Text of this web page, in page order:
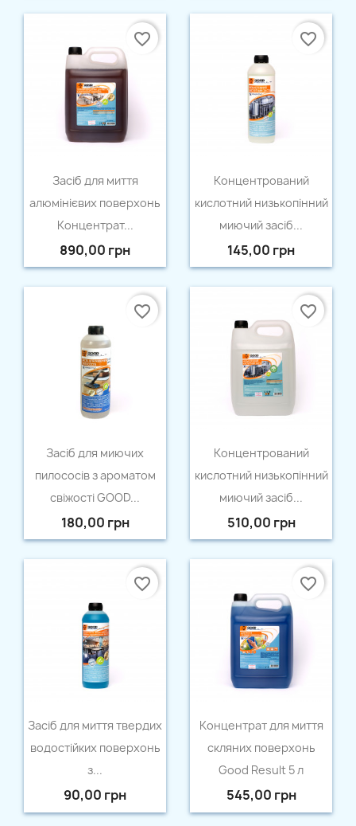
Швидкий перегляд
Засіб для миття
алюмінієвих поверхонь
Концентрат...
890,00 грн
favorite_border
Швидкий перегляд
Концентрований
кислотний низькопінний
миючий засіб...
145,00 грн
favorite_border
Швидкий перегляд
Засіб для миючих
пилососів з ароматом
свіжості GOOD...
180,00 грн
favorite_border
Швидкий перегляд
Концентрований
кислотний низькопінний
миючий засіб...
510,00 грн
favorite_border
 Швидкий перегляд
Засіб для миття твердих
водостійких поверхонь
з...
90,00 грн
favorite_border

Концентрат для миття
скляних поверхонь
Good Result 5 л
545,00 грн
favorite_border